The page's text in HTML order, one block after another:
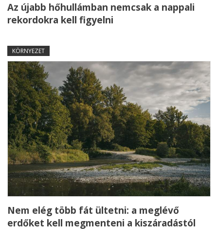
Az újabb hőhullámban nemcsak a nappali
rekordokra kell figyelni
KÖRNYEZET
Nem elég több fát ültetni: a meglévő
erdőket kell megmenteni a kiszáradástól